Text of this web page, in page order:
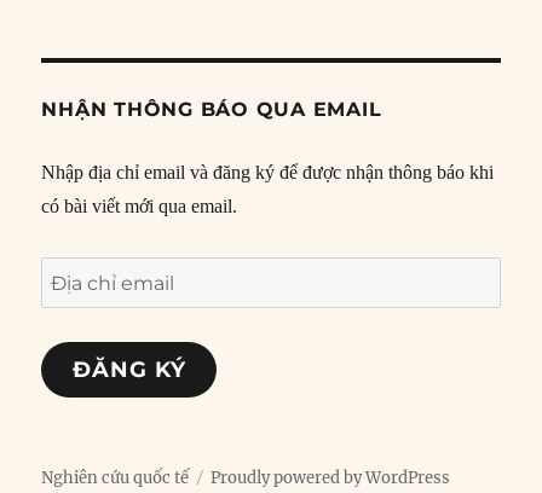
NHẬN THÔNG BÁO QUA EMAIL
Nhập địa chỉ email và đăng ký để được nhận thông báo khi
có bài viết mới qua email.
Địa
chỉ
email
ĐĂNG KÝ
Nghiên cứu quốc tế Proudly powered by WordPress